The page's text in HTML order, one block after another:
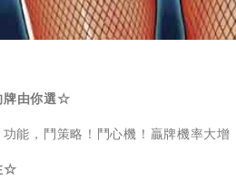
由你選☆
能，鬥策略！鬥心機！贏牌機率大
☆